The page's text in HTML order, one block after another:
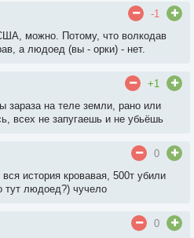
-1
можно. Потому, что волкодав
а людоед (вы - орки) - нет.
+1
зараза на теле земли, рано или
всех не запугаешь и не убьёшь
0
история кровавая, 500т убили
тут людоед?) чучело
0